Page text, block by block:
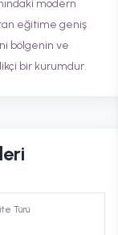
modern
eğitime geniş
bölgenin ve
bir kurumdur.
Türü